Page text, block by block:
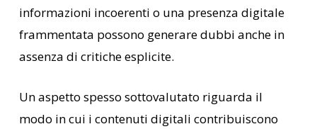
informazioni incoerenti o una presenza digitale
frammentata possono generare dubbi anche in
assenza di critiche esplicite.
Un aspetto spesso sottovalutato riguarda il
modo in cui i contenuti digitali contribuiscono